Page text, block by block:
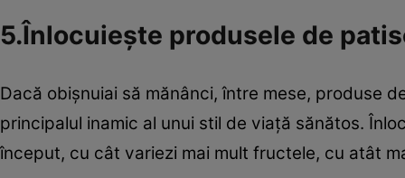
5.Înlocuieşte produsele de
Dacă obişnuiai să mănânci, între mese, produse
principalul inamic al unui stil de viaţă sănătos.
început, cu cât variezi mai mult fructele, cu atât